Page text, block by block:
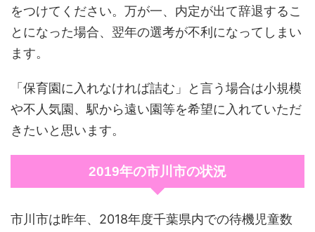
をつけてください。万が一、内定が出て辞退するこ
とになった場合、翌年の選考が不利になってしまい
ます。
「保育園に入れなければ詰む」と言う場合は小規模
や不人気園、駅から遠い園等を希望に入れていただ
きたいと思います。
2019年の市川市の状況
市川市は昨年、2018年度千葉県内での待機児童数